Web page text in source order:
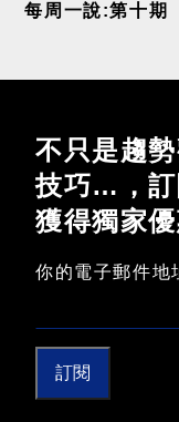
每周一說:第十期
不只是趨
技巧…，訂
獲得獨家優
你的電子郵件地
訂閱